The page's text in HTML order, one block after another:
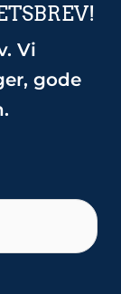
Vi
gode